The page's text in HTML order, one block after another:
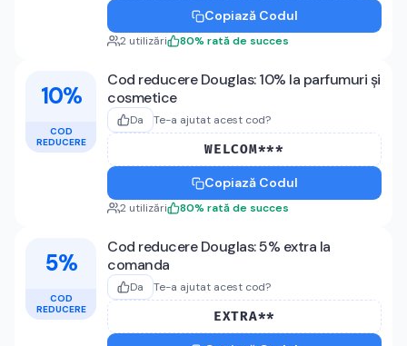
Copiază Codul
2 utilizări 80% rată de succes
10%
COD
REDUCERE
Cod reducere Douglas: 10% la parfumuri și
cosmetice
Da Te-a ajutat acest cod?
WELCOM***
Copiază Codul
2 utilizări 80% rată de succes
5%
COD
REDUCERE
Cod reducere Douglas: 5% extra la
comanda
Da Te-a ajutat acest cod?
EXTRA**